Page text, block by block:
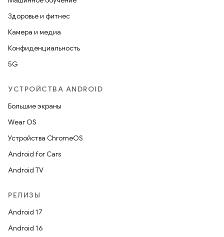
Здоровье и фитнес
Камера и медиа
Конфиденциальность
5G
УСТРОЙСТВА ANDROID
Большие экраны
Wear OS
Устройства ChromeOS
Android for Cars
Android TV
РЕЛИЗЫ
Android 17
Android 16